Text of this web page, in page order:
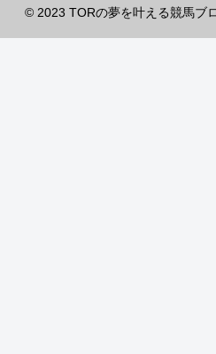
© 2023 TORの夢を叶える競馬ブ